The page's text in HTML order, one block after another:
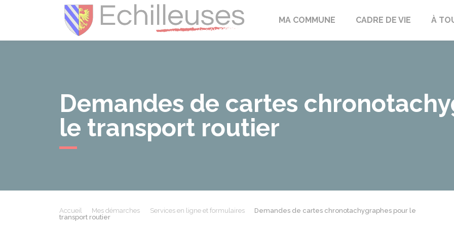
ÉchilleusesMA COMMUNE CADRE DE VIE À
Demandes de cartes
le transport routier
Accueil Mes démarches Services en ligne et formulaires
Demandes de cartes chronotachygraphes pour le
transport routier